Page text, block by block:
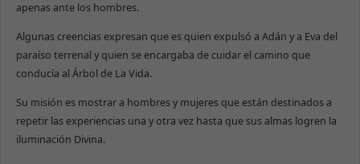
apenas ante los hombres.
Algunas creencias expresan que es quien expulsó a Adán y a Eva del
paraíso terrenal y quien se encargaba de cuidar el camino que
conducía al Árbol de La Vida.
Su misión es mostrar a hombres y mujeres que están destinados a
repetir las experiencias una y otra vez hasta que sus almas logren la
iluminación Divina.